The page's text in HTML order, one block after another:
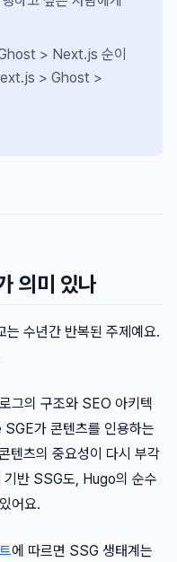
> Next.js 순이
> Ghost >
의미 있나
수년간 반복된 주제예요.
그의 구조와 SEO 아키텍
가 콘텐츠를 인용하는
텐츠의 중요성이 다시 부각
기반 SSG도, Hugo의 순수
어요.
에 따르면 SSG 생태계는